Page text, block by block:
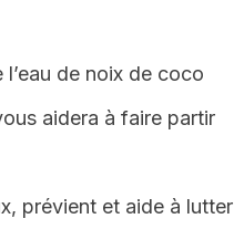
de noix de coco
aidera à faire partir
prévient et aide à lutter